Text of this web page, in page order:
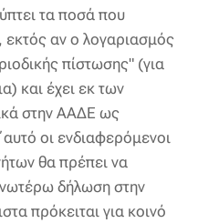
τα ποσά που
αν ο λογαριασμός
πίστωσης" (για
και έχει εκ των
στην ΑΑΔΕ ως
οι ενδιαφερόμενοι
θα πρέπει να
δήλωση στην
πρόκειται για κοινό